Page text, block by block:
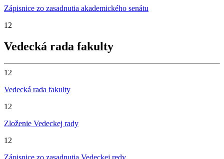
Zápisnice zo zasadnutia akademického senátu
12
Vedecká rada fakulty
12
Vedecká rada fakulty
12
Zloženie Vedeckej rady
12
Zápisnice zo zasadnutia Vedeckej redy